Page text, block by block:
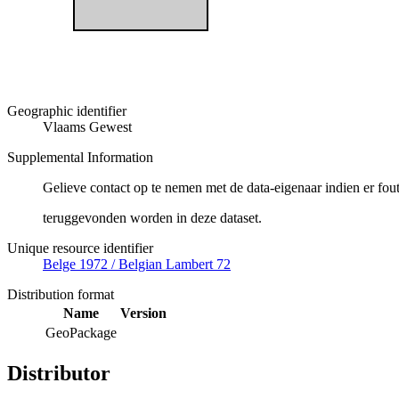
Geographic identifier
Vlaams Gewest
Supplemental Information
Gelieve contact op te nemen met de data-eigenaar indien er
teruggevonden worden in deze dataset.
Unique resource identifier
Belge 1972 / Belgian Lambert 72
Distribution format
Name
Version
GeoPackage
Distributor